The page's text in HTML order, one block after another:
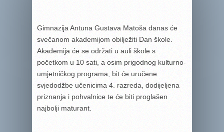
Gimnazija Antuna Gustava Matoša danas će
svečanom akademijom obilježiti Dan škole.
Akademija će se održati u auli škole s
početkom u 10 sati, a osim prigodnog kulturno-
umjetničkog programa, bit će uručene
svjedodžbe učenicima 4. razreda, dodijeljena
priznanja i pohvalnice te će biti proglašen
najbolji maturant.